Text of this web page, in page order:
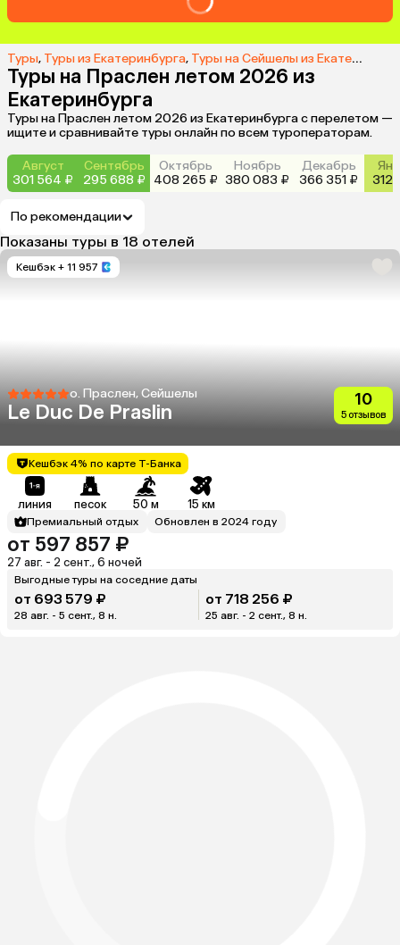
Туры, Туры из Екатеринбурга, Туры на Сейшелы из Екатеринбурга
Туры на Праслен летом 2026 из
Екатеринбурга
Туры на Праслен летом 2026 из Екатеринбурга с перелетом —
ищите и сравнивайте туры онлайн по всем туроператорам.
Август
301 564 ₽
Сентябрь
295 688 ₽
Октябрь
408 265 ₽
Ноябрь
380 083 ₽
Декабрь
366 351 ₽
312
По рекомендации
Показаны туры в 18 отелей
Кешбэк + 11 957
о. Праслен, Сейшелы
Le Duc De Praslin
10
5 отзывов
Кешбэк 4% по карте Т-Банка
линия песок 50 м 15 км
Премиальный отдых Обновлен в 2024 году
от 597 857 ₽
27 авг. - 2 сент., 6 ночей
Выгодные туры на соседние даты
от 693 579 ₽
28 авг. - 5 сент., 8 н.
от 718 256 ₽
25 авг. - 2 сент., 8 н.